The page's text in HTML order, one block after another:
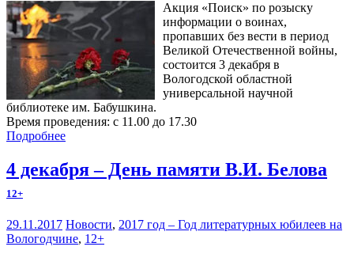
Акция «Поиск» по розыску
информации о воинах,
пропавших без вести в период
Великой Отечественной войны,
состоится 3 декабря в
Вологодской областной
универсальной научной
библиотеке им. Бабушкина.
Время проведения: с 11.00 до 17.30
Подробнее
4 декабря – День памяти В.И. Белова
12+
29.11.2017 Новости, 2017 год – Год литературных юбилеев на
Вологодчине, 12+